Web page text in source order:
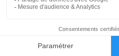
Faire-part
Cérémonie
Eglise Saint Victor Place
38110 Saint Victor de